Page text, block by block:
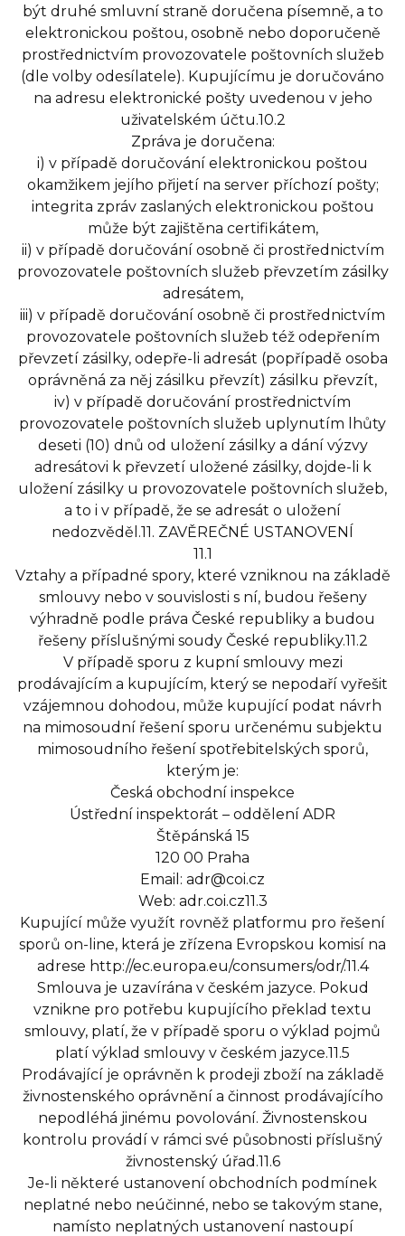
být druhé smluvní straně doručena písemně, a to
elektronickou poštou, osobně nebo doporučeně
prostřednictvím provozovatele poštovních služeb
(dle volby odesílatele). Kupujícímu je doručováno
na adresu elektronické pošty uvedenou v jeho
uživatelském účtu.10.2
Zpráva je doručena:
i) v případě doručování elektronickou poštou
okamžikem jejího přijetí na server příchozí pošty;
integrita zpráv zaslaných elektronickou poštou
může být zajištěna certifikátem,
ii) v případě doručování osobně či prostřednictvím
provozovatele poštovních služeb převzetím zásilky
adresátem,
iii) v případě doručování osobně či prostřednictvím
provozovatele poštovních služeb též odepřením
převzetí zásilky, odepře-li adresát (popřípadě osoba
oprávněná za něj zásilku převzít) zásilku převzít,
iv) v případě doručování prostřednictvím
provozovatele poštovních služeb uplynutím lhůty
deseti (10) dnů od uložení zásilky a dání výzvy
adresátovi k převzetí uložené zásilky, dojde-li k
uložení zásilky u provozovatele poštovních služeb,
a to i v případě, že se adresát o uložení
nedozvěděl.11. ZAVĚREČNÉ USTANOVENÍ
11.1
Vztahy a případné spory, které vzniknou na základě
smlouvy nebo v souvislosti s ní, budou řešeny
výhradně podle práva České republiky a budou
řešeny příslušnými soudy České republiky.11.2
V případě sporu z kupní smlouvy mezi
prodávajícím a kupujícím, který se nepodaří vyřešit
vzájemnou dohodou, může kupující podat návrh
na mimosoudní řešení sporu určenému subjektu
mimosoudního řešení spotřebitelských sporů,
kterým je:
Česká obchodní inspekce
Ústřední inspektorát – oddělení ADR
Štěpánská 15
120 00 Praha
Email: adr@coi.cz
Web: adr.coi.cz11.3
Kupující může využít rovněž platformu pro řešení
sporů on-line, která je zřízena Evropskou komisí na
adrese http://ec.europa.eu/consumers/odr/.11.4
Smlouva je uzavírána v českém jazyce. Pokud
vznikne pro potřebu kupujícího překlad textu
smlouvy, platí, že v případě sporu o výklad pojmů
platí výklad smlouvy v českém jazyce.11.5
Prodávající je oprávněn k prodeji zboží na základě
živnostenského oprávnění a činnost prodávajícího
nepodléhá jinému povolování. Živnostenskou
kontrolu provádí v rámci své působnosti příslušný
živnostenský úřad.11.6
Je-li některé ustanovení obchodních podmínek
neplatné nebo neúčinné, nebo se takovým stane,
namísto neplatných ustanovení nastoupí